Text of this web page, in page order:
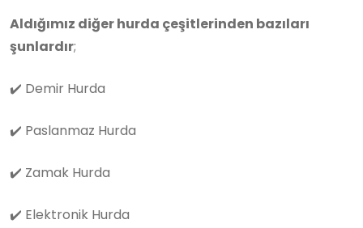
Aldığımız diğer hurda çeşitlerinden bazıları
şunlardır;
✔️ Demir Hurda
✔️ Paslanmaz Hurda
✔️ Zamak Hurda
✔️ Elektronik Hurda